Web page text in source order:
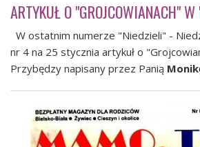
ARTYKUŁ O "GROJCOWIANACH"
W ostatnim numerze "Niedzieli" -
nr 4 na 25 stycznia artykuł o
Przybędzy napisany przez Panią